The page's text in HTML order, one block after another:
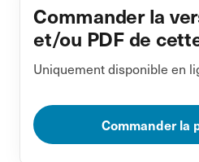
Commander la
et/ou PDF de
Uniquement disponible en
Commander la